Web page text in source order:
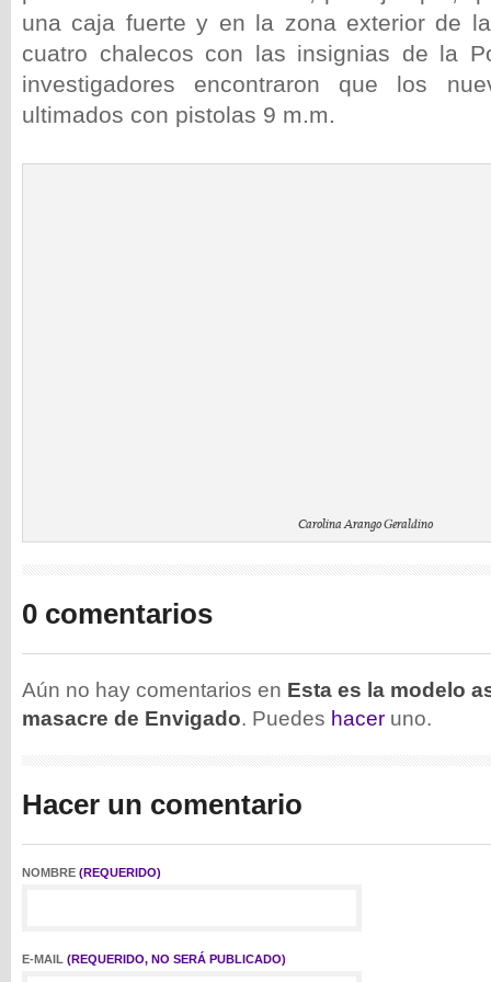
una caja fuerte y en la zona exterior de
cuatro chalecos con las insignias de la
investigadores encontraron que los
ultimados con pistolas 9 m.m.
Carolina Arango Geraldino
0 comentarios
Aún no hay comentarios en Esta es la modelo
masacre de Envigado. Puedes hacer uno.
Hacer un comentario
NOMBRE (REQUERIDO)
E-MAIL (REQUERIDO, NO SERÁ PUBLICADO)